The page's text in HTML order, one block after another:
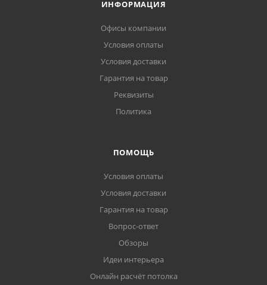
ИНФОРМАЦИЯ
Офисы компании
Условия оплаты
Условия доставки
Гарантия на товар
Реквизиты
Политика
ПОМОЩЬ
Условия оплаты
Условия доставки
Гарантия на товар
Вопрос-ответ
Обзоры
Идеи интерьера
Онлайн расчёт потолка